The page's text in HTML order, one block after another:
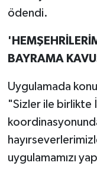
ödendi.
BAYRAMA
Uygulamada
"Sizler ile birlikte
uygulamamızı